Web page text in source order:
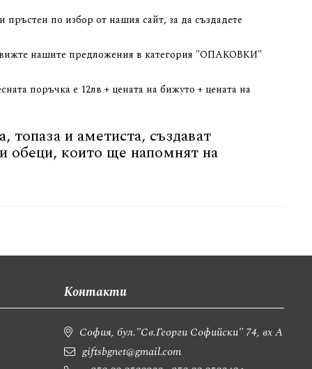
по избор от нашия сайт, за да създадете
вижте нашите предложения в категория "ОПАКОВКИ"
поръчка е 12лв + цената на бижуто + цената на
и аметиста, създават
обеци, които ще напомнят на
Контакти
София, бул."Св.Георги Софийски" 74, вх А
giftsbgnet@gmail.com